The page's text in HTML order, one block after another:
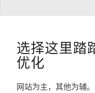
选择这里踏
优化
网站为主，其他为辅